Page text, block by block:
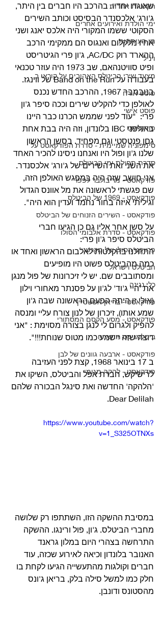
הקלטות אחרות
ימי הולדת ואירועים אחרים
מן העיתונות
ויניל
מצעד שירי הביטלס האהובים על קוראי ב
פוסט אורח
פוסט אישי
פודקאסט
סימפוניה שמיימית - סדרת הפודקאסט על
סדרת תחילת ימי הביטלס
פודקאסט - מריבולבר לפפר
פודקאסט - 1969 של הביטלס
פודקאסט - השירים הזנוחים של הביטלס
פודקאסט - סדרת אלבומי הסולו
פרויקט הסולו של מקרטני
הביטלס וישראל
כלי נגינה
פודקאסט - בריאן אפשטיין
פודקאסט - מסע הקסם המסתורי
ביטלמניקס מתארח
פודקאסט - ארבעה גוונים של לבן
פודקאסט - להקה מגומי
שאוגדו יחדיו. בהרכב היו חברים בין היתר,
ג'ורג' אלכסנדר הבסיסט וכותב השירים
הסקוטי ששמו המקורי היה אלכס יאנג ושני
אחיו מלקלום ואנגוס הם ממקימי הרכב
ההארד רוק AC/DC, ג'ון פרי הגיטריסט
ופיט סוויטנהאם, שב 1973 היה עוזר טכנאי
בעבודה על Band on the Run של ווינגז.
בנובמבר 1967, ההרכב החדש נכנס
לאולפן כדי להקליט שירים וככה סיפר ג'ון
פרי:  "עוד לפני שממש הכרנו כבר היינו
באולפני IBC בלונדון, וזה היה בבת אחת
גםן פנטסטי וגם מפחיד. בסשן הראשון
שלנו ג'ון ופול היו ואנחנו ניסינו להכיר האחד
את השני ואת השירים של ג'ורג' אלכסנדר.
אני חושב שזה היה במפגש האולפן הזה,
שם פגשתי לראשונה את מל אוונס הגדול
וגיליתי איזה בחור נחמד ועדין הוא היה".
על סשן אחר אליו גם כן הגיעו חברי
הביטלס סיפר ג'ון פרי:
התחלנו בהקלטות לאלבום הראשון ואחד או
כמה מהביטלס פשוט היו מופיעים
ומסתובבים שם. יש לי זיכרונות של פול מנגן
את 'היי ג'וד' לג'ון על פסנתר מאחורי וילון
(אולי זו היתה הפעם הראשונה שבה ג'ון
שמע אותו), זיכרון של לנון צורח עליי ומנסה
להפיק ולגרום לי לנגן בצורה מסוימת : "אני
רוצה שזה יישמע כמו מטוס שנוחת!!!".
ב 17 בינואר 1968, קצת לפני העזיבה
לרישיקש, חברת אפל והביטלס, השיקו את
'הלהקה' החדשה ואת סינגל הבכורה שלהם
Dear Delilah.
https://www.youtube.com/watch?
v=1_S325OTNXs
במסיבת ההשקה הזו, השתתפו רק שלושה
מחברי הביטלס. ג'ון, פול ורינגו. ההשקה
התרחשה בצהרי היום במלון גראנד
האנובר בלונדון וכיאה לאירוע שכזה, עוד
חברים וקולגות מהתעשייה הגיעו לקחת בו
חלק כמו למשל סילה בלק, בריאן ג'ונס
מהסטונס ודונבן.